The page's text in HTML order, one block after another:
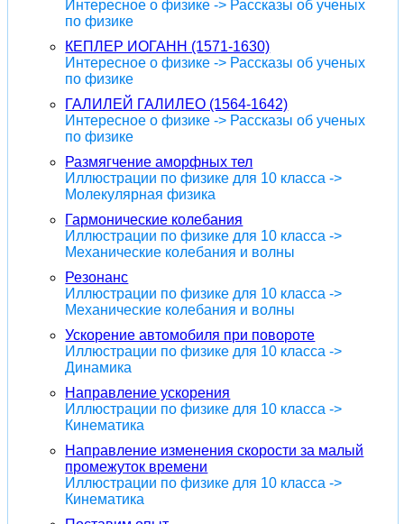
Интересное о физике -> Рассказы об ученых
по физике
КЕПЛЕР ИОГАНН (1571-1630)
Интересное о физике -> Рассказы об ученых
по физике
ГАЛИЛЕЙ ГАЛИЛЕО (1564-1642)
Интересное о физике -> Рассказы об ученых
по физике
Размягчение аморфных тел
Иллюстрации по физике для 10 класса ->
Молекулярная физика
Гармонические колебания
Иллюстрации по физике для 10 класса ->
Механические колебания и волны
Резонанс
Иллюстрации по физике для 10 класса ->
Механические колебания и волны
Ускорение автомобиля при повороте
Иллюстрации по физике для 10 класса ->
Динамика
Направление ускорения
Иллюстрации по физике для 10 класса ->
Кинематика
Направление изменения скорости за малый
промежуток времени
Иллюстрации по физике для 10 класса ->
Кинематика